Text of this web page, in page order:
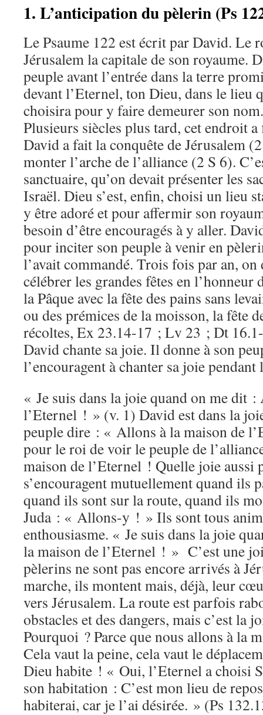
1. L’anticipation du pèlerin (Ps
Le Psaume 122 est écrit par David. Le
Jérusalem la capitale de son royaume.
peuple avant l’entrée dans la terre
devant l’Eternel, ton Dieu, dans le lieu
choisira pour y faire demeurer son
Plusieurs siècles plus tard, cet endroit
David a fait la conquête de Jérusalem
monter l’arche de l’alliance (2 S 6).
sanctuaire, qu’on devait présenter les
Israël. Dieu s’est, enfin, choisi un lieu
y être adoré et pour affermir son
besoin d’être encouragés à y aller.
pour inciter son peuple à venir en
l’avait commandé. Trois fois par an, on
célébrer les grandes fêtes en l’honneur
la Pâque avec la fête des pains sans
ou des prémices de la moisson, la fête
récoltes, Ex 23.14-17 ; Lv 23 ; Dt
David chante sa joie. Il donne à son
l’encouragent à chanter sa joie pendant
« Je suis dans la joie quand on me dit
l’Eternel ! » (v. 1) David est dans la
peuple dire : « Allons à la maison de
pour le roi de voir le peuple de
maison de l’Eternel ! Quelle joie
s’encouragent mutuellement quand ils
quand ils sont sur la route, quand ils
Juda : « Allons-y ! » Ils sont tous
enthousiasme. « Je suis dans la joie
la maison de l’Eternel ! » C’est une
pèlerins ne sont pas encore arrivés à
marche, ils montent mais, déjà, leur
vers Jérusalem. La route est parfois
obstacles et des dangers, mais c’est la
Pourquoi ? Parce que nous allons à la
Cela vaut la peine, cela vaut le
Dieu habite ! « Oui, l’Eternel a choisi
son habitation : C’est mon lieu de
habiterai, car je l’ai désirée. » (Ps